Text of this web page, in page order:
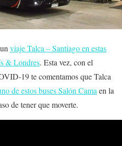
viaje Talca – Santiago en estas
& Londres. Esta vez, con el
19 te comentamos que Talca
de estos buses Salón Cama en la
de tener que moverte.